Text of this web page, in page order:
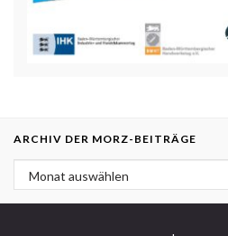
ARCHIV DER MORZ-BEITRÄGE
Archiv der MORZ-Beiträge